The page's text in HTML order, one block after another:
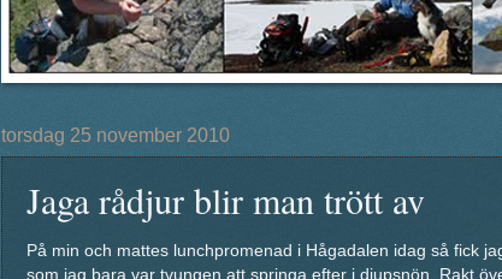
torsdag 25 november 2010
Jaga rådjur blir man trött av
På min och mattes lunchpromenad i Hågadalen idag så fick
som jag bara var tvungen att springa efter i djupsnön. Rakt